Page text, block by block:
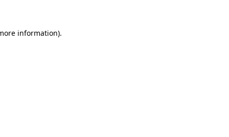
information).